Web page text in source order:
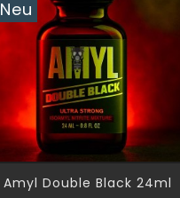
Neu
Amyl Double Black 24ml